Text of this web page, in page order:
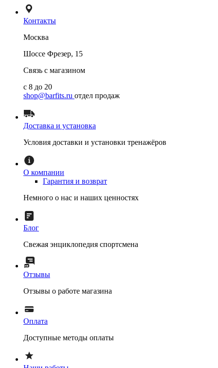
Контакты
Москва
Шоссе Фрезер, 15
Связь с магазином
с 8 до 20
shop@barfits.ru отдел продаж
Доставка и установка
Условия доставки и установки тренажёров
О компании
Гарантия и возврат
Немного о нас и наших ценностях
Блог
Свежая энциклопедия спортсмена
Отзывы
Отзывы о работе магазина
Оплата
Доступные методы оплаты